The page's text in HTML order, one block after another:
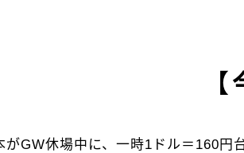
がGW休場中に、一時1ドル＝160